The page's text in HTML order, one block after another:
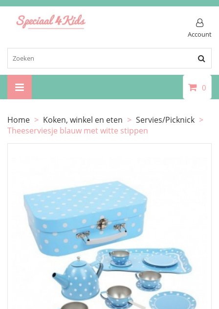
Account
0
Home > Koken, winkel en eten > Servies/Picknick >
Theeserviesje blauw met witte stippen